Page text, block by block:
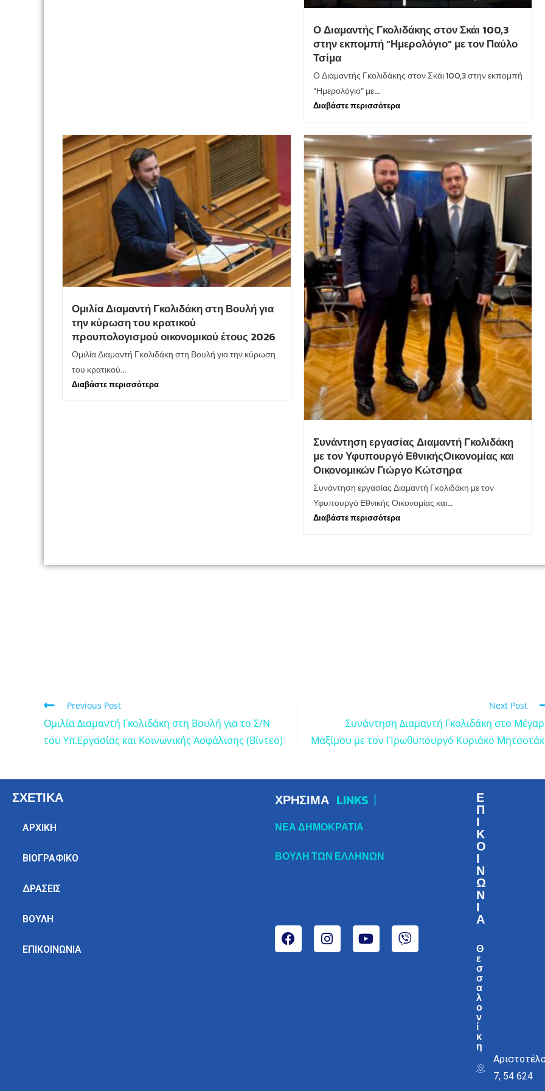
Ο Διαμαντής Γκολιδάκης στον Σκάι 100,3
στην εκπομπή “Ημερολόγιο” με τον Παύλο
Τσίμα
Ο Διαμαντής Γκολιδάκης στον Σκάι 100,3 στην εκπομπή
“Ημερολόγιο” με...
Διαβάστε περισσότερα
Ομιλία Διαμαντή Γκολιδάκη στη Βουλή για
την κύρωση του κρατικού
προυπολογισμού οικονομικού έτους 2026
Ομιλία Διαμαντή Γκολιδάκη στη Βουλή για την κύρωση
του κρατικού...
Διαβάστε περισσότερα
Συνάντηση εργασίας Διαμαντή Γκολιδάκη
με τον Υφυπουργό ΕθνικήςΟικονομίας και
Οικονομικών Γιώργο Κώτσηρα
Συνάντηση εργασίας Διαμαντή Γκολιδάκη με τον
Υφυπουργό Εθνικής Οικονομίας και...
Διαβάστε περισσότερα
Previous Post
Ομιλία Διαμαντή Γκολιδάκη στη Βουλή για το Σ/Ν
του Υπ.Εργασίας και Κοινωνικής Ασφάλισης (Βίντεο)
Next Post
Συνάντηση Διαμαντή Γκολιδάκη στο
Μαξίμου με τον Πρωθυπουργό Κυριάκο
ΣΧΕΤΙΚΑ
ΑΡΧΙΚΗ
ΒΙΟΓΡΑΦΙΚΟ
ΔΡΑΣΕΙΣ
ΒΟΥΛΗ
ΕΠΙΚΟΙΝΩΝΙΑ
ΧΡΗΣΙΜΑ LINKS |
ΝΕΑ ΔΗΜΟΚΡΑΤΙΑ
ΒΟΥΛΗ ΤΩΝ ΕΛΛΗΝΩΝ
Ε
Π
Ι
Κ
Ο
Ι
Ν
Ω
Ν
Ι
Α
Θ
ε
σ
σ
α
λ
ο
ν
ί
κ
η
7, 54 624